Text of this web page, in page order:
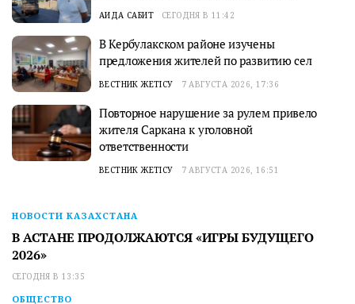
АИДА САБИТ СЕГОДНЯ В 11:42
В Кербулакском районе изучены
предложения жителей по развитию сел
ВЕСТНИК ЖЕТІСУ 7 АВГУСТА 2026, 17:36
Повторное нарушение за рулем привело
жителя Саркана к уголовной
ответственности
ВЕСТНИК ЖЕТІСУ 7 АВГУСТА 2026, 16:51
НОВОСТИ КАЗАХСТАНА
В АСТАНЕ ПРОДОЛЖАЮТСЯ «ИГРЫ БУДУЩЕГО
2026»
СЕГОДНЯ В 13:35
ОБЩЕСТВО